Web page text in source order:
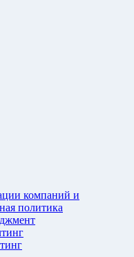
компаний и
политика